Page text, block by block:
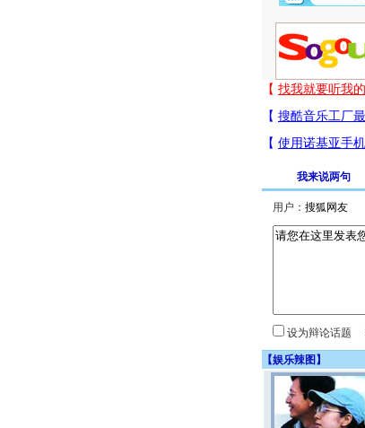
我来说两句
用户：
设为辩论话题
【娱乐辣图 】